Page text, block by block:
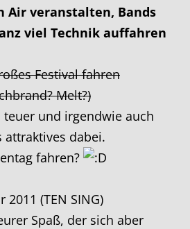
Air veranstalten, Bands
viel Technik auffahren
Festival fahren
Melt?)
teuer und irgendwie auch
dabei.
fahren?
2011 (TEN SING)
Spaß, der sich aber